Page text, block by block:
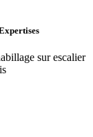
sur escalier